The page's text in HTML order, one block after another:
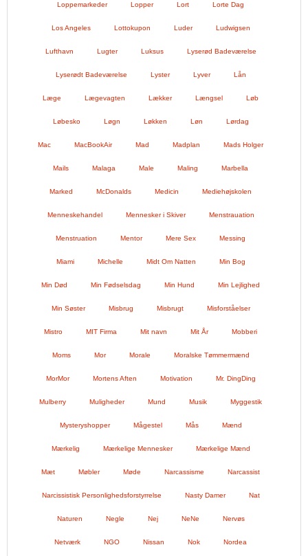
Loppemarkeder Lopper Lort Lorte Dag
Los Angeles Lottokupon Luder Ludwigsen
Lufthavn Lugter Luksus Lyserød Badeværelse
Lyserødt Badeværelse Lyster Lyver Lån
Læge Lægevagten Lækker Længsel Løb
Løbesko Løgn Løkken Løn Lørdag
Mac MacBookAir Mad Madplan Mads Holger
Mails Malaga Male Maling Marbella
Marked McDonalds Medicin Mediehøjskolen
Menneskehandel Mennesker i Skiver Menstrauation
Menstruation Mentor Mere Sex Messing
Miami Michelle Midt Om Natten Min Bog
Min Død Min Fødselsdag Min Hund Min Lejlighed
Min Søster Misbrug Misbrugt Misforståelser
Mistro MIT Firma Mit navn Mit År Mobberi
Moms Mor Morale Moralske Tømmermænd
MorMor Mortens Aften Motivation Mr. DingDing
Mulberry Muligheder Mund Musik Myggestik
Mysteryshopper Mågestel Mås Mænd
Mærkelig Mærkelige Mennesker Mærkelige Mænd
Mæt Møbler Møde Narcassisme Narcassist
Narcissistisk Personlighedsforstyrrelse Nasty Damer Nat
Naturen Negle Nej NeNe Nervøs
Netværk NGO Nissan Nok Nordea